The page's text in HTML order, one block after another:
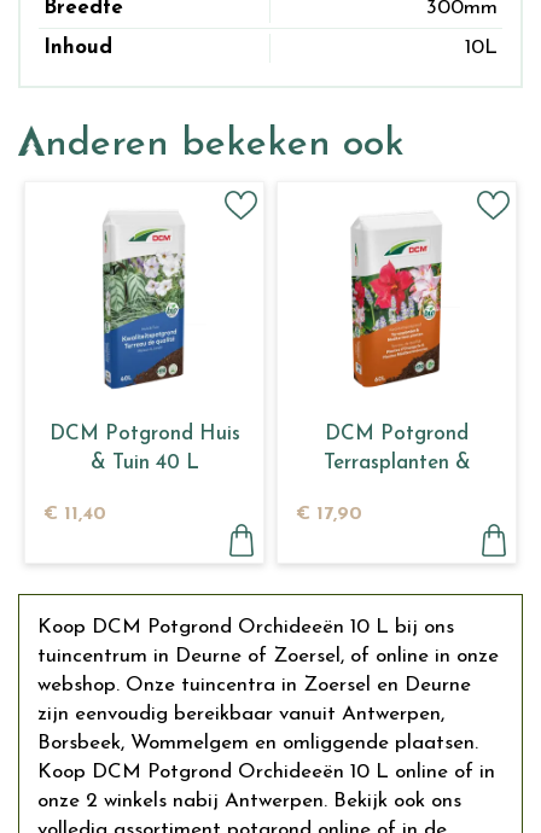
Breedte
300mm
Inhoud
10L
Anderen bekeken ook
DCM Potgrond Huis
& Tuin 40 L
€ 11,40
DCM Potgrond
Terrasplanten &
€ 17,90
Koop DCM Potgrond Orchideeën 10 L bij ons
tuincentrum in Deurne of Zoersel, of online in onze
webshop. Onze tuincentra in Zoersel en Deurne
zijn eenvoudig bereikbaar vanuit Antwerpen,
Borsbeek, Wommelgem en omliggende plaatsen.
Koop DCM Potgrond Orchideeën 10 L online of in
onze 2 winkels nabij Antwerpen. Bekijk ook ons